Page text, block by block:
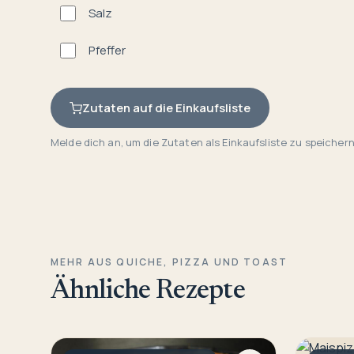
Salz
Pfeffer
Zutaten auf die Einkaufsliste
Melde dich an, um die Zutaten als Einkaufsliste zu
MEHR AUS QUICHE, PIZZA UND TOAST
Ähnliche Rezepte